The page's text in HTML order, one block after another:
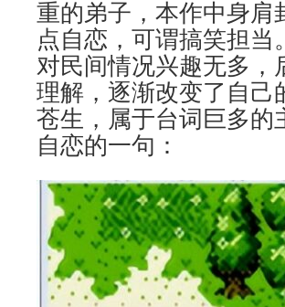
重的弟子，本作中身肩
点自恋，可谓搞笑担
对民间情况兴趣无多
理解，逐渐改变了自
苍生，属于台词巨多
自恋的一句：